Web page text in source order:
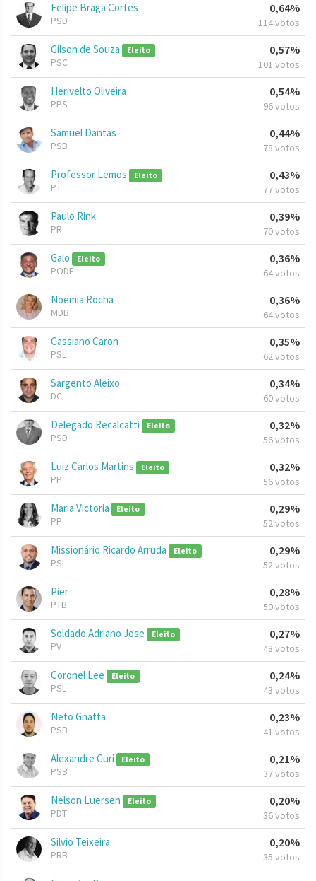
Felipe Braga Cortes
PSD
0,64%
114 votos
Gilson de Souza Eleito
PSC
0,57%
101 votos
Herivelto Oliveira
PPS
0,54%
96 votos
Samuel Dantas
PSB
0,44%
78 votos
Professor Lemos Eleito
PT
0,43%
77 votos
Paulo Rink
PR
0,39%
70 votos
Galo Eleito
PODE
0,36%
64 votos
Noemia Rocha
MDB
0,36%
64 votos
Cassiano Caron
PSL
0,35%
62 votos
Sargento Aleixo
DC
0,34%
60 votos
Delegado Recalcatti Eleito
PSD
0,32%
56 votos
Luiz Carlos Martins Eleito
PP
0,32%
56 votos
Maria Victoria Eleito
PP
0,29%
52 votos
Missionário Ricardo Arruda Eleito
PSL
0,29%
52 votos
Pier
PTB
0,28%
50 votos
Soldado Adriano Jose Eleito
PV
0,27%
48 votos
Coronel Lee Eleito
PSL
0,24%
43 votos
Neto Gnatta
PSB
0,23%
41 votos
Alexandre Curi Eleito
PSB
0,21%
37 votos
Nelson Luersen Eleito
PDT
0,20%
36 votos
Silvio Teixeira
PRB
0,20%
35 votos